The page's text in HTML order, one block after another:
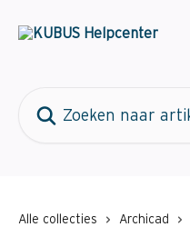
Alle collecties Archicad